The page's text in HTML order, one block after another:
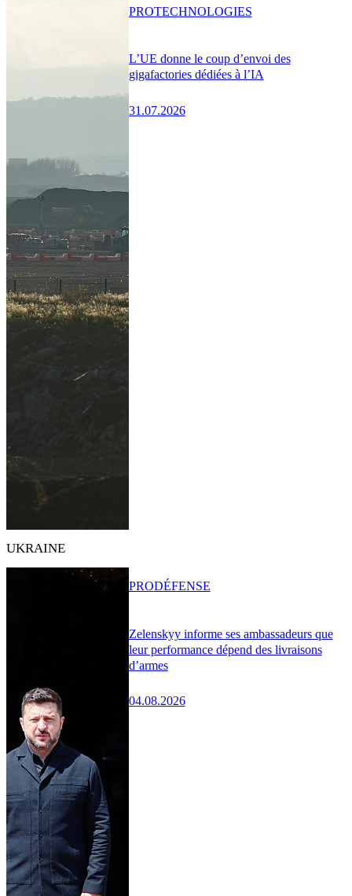
L’UE donne le coup d’envoi des
gigafactories dédiées à l’IA
31.07.2026
PROTECHNOLOGIES
UKRAINE
Zelenskyy informe ses ambassadeurs que
leur performance dépend des livraisons
d’armes
04.08.2026
PRODÉFENSE